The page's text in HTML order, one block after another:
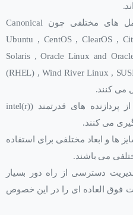
، از سیستم عامل های مختلفی چون Canonical
Ubuntu , CentOS , ClearOS ,
Solaris , Oracle Linux and
(RHEL) ,Wind River Linux ,
، از آخرین نسل از پردازنده های قدرتمند (intel(r)
ها و ابعاد مختلفی برای استفاده
می باشند.
دسترسی از راه دور بسیار
فوق العاده ای را در این خصوص